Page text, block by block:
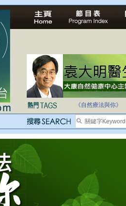
法治社會並不等同
自家教育合法化-
《自然療法與你》